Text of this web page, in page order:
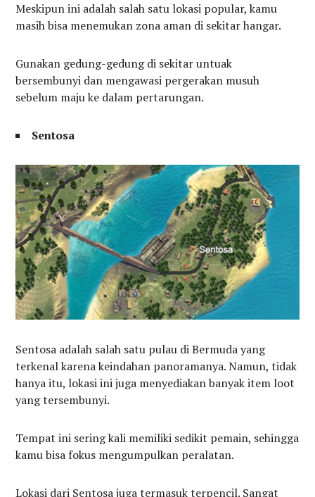
Meskipun ini adalah salah satu lokasi popular, kamu
masih bisa menemukan zona aman di sekitar hangar.
Gunakan gedung-gedung di sekitar untuak
bersembunyi dan mengawasi pergerakan musuh
sebelum maju ke dalam pertarungan.
Sentosa
Sentosa adalah salah satu pulau di Bermuda yang
terkenal karena keindahan panoramanya. Namun, tidak
hanya itu, lokasi ini juga menyediakan banyak item loot
yang tersembunyi.
Tempat ini sering kali memiliki sedikit pemain, sehingga
kamu bisa fokus mengumpulkan peralatan.
Lokasi dari Sentosa juga termasuk terpencil. Sangat